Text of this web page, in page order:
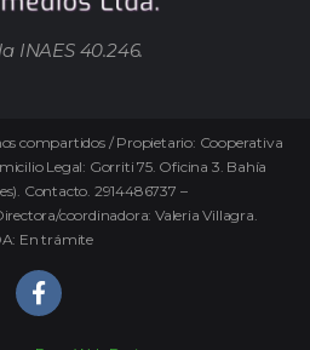
INAES 40.246.
compartidos / Propietario: Cooperativa
Legal: Gorriti 75. Oficina 3. Bahía
Contacto. 2914486737 –
coordinadora: Valeria Villagra.
En trámite